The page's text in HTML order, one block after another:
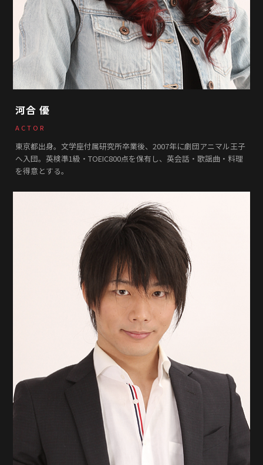
河合 優
ACTOR
東京都出身。文学座付属研究所卒業後、2007年に劇団アニマル王子
へ入団。英検準1級・TOEIC800点を保有し、英会話・歌謡曲・料理
を得意とする。